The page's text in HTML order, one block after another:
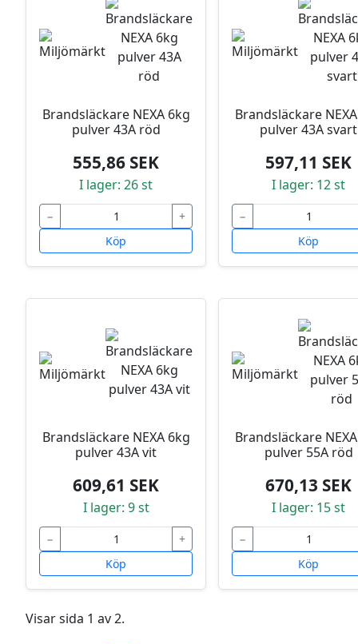
Brandsläckare NEXA 6kg
pulver 43A röd
555,86 SEK
I lager: 26 st
−
+
Köp
Brandsläckare
pulver 43A svart
597,11 SEK
I lager: 12 st
−
Köp
Brandsläckare NEXA 6kg
pulver 43A vit
609,61 SEK
I lager: 9 st
−
+
Köp
Brandsläckare
pulver 55A röd
670,13 SEK
I lager: 15 st
−
Köp
Visar sida 1 av 2.